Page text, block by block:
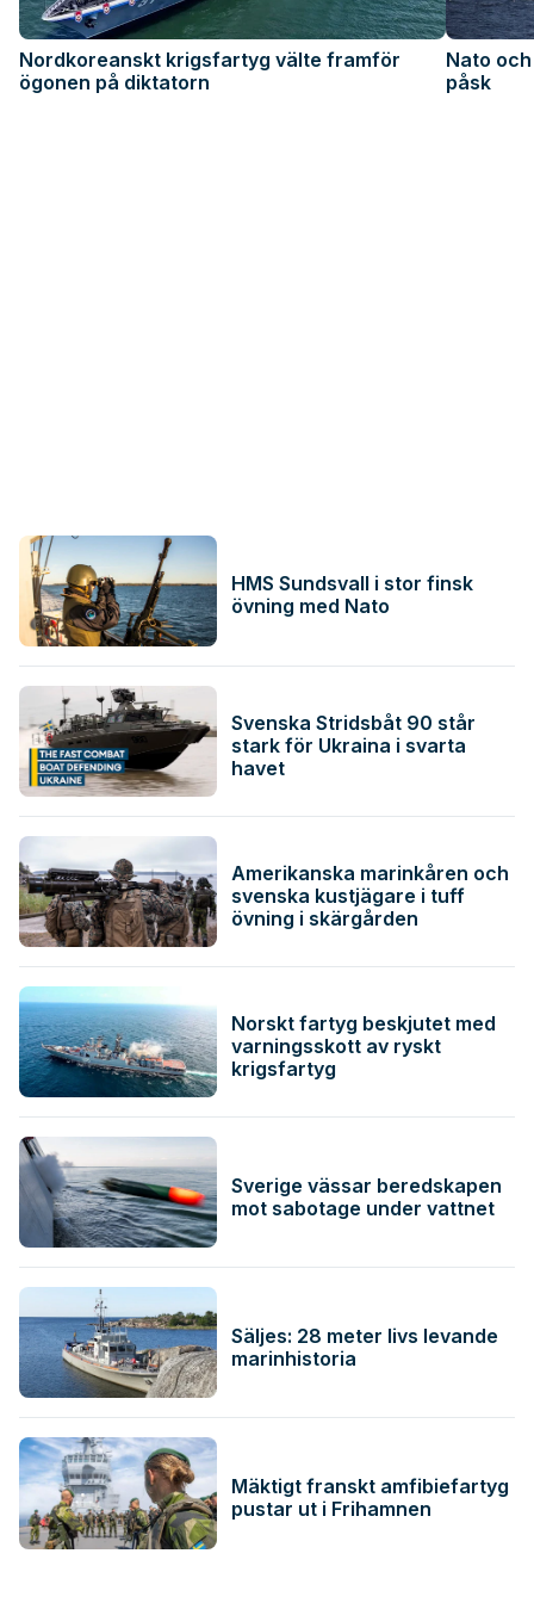
Nordkoreanskt krigsfartyg välte framför
ögonen på diktatorn
Nato
påsk
HMS Sundsvall i stor finsk
övning med Nato
Svenska Stridsbåt 90 står
stark för Ukraina i svarta
havet
Amerikanska marinkåren och
svenska kustjägare i tuff
övning i skärgården
Norskt fartyg beskjutet med
varningsskott av ryskt
krigsfartyg
Sverige vässar beredskapen
mot sabotage under vattnet
Säljes: 28 meter livs levande
marinhistoria
Mäktigt franskt amfibiefartyg
pustar ut i Frihamnen